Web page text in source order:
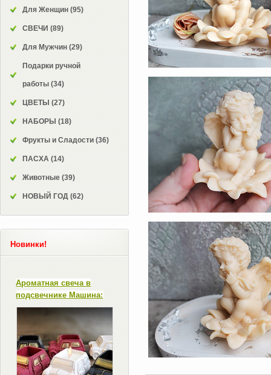
Для Женщин (95)
СВЕЧИ (89)
Для Мужчин (29)
Подарки ручной
работы (34)
ЦВЕТЫ (27)
НАБОРЫ (18)
Фрукты и Сладости (36)
ПАСХА (14)
Животные (39)
НОВЫЙ ГОД (62)
Новинки!
Ароматная свеча в
подсвечнике Машина: